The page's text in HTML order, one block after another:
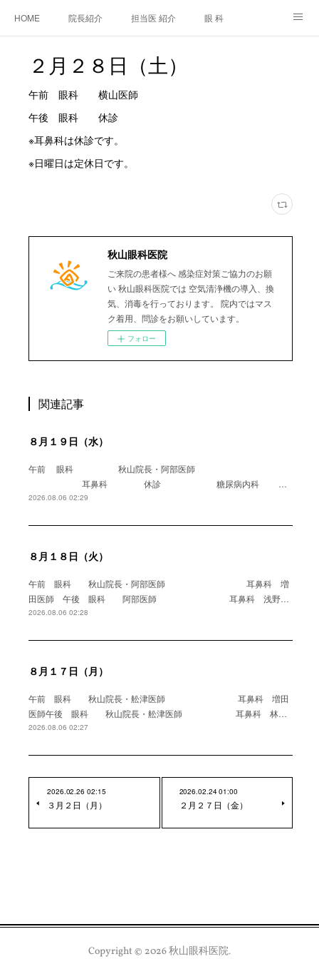
HOME 院長紹介 担当医 紹介 眼 科
アクセス ご相談・お問合せ
２月２８日（土）
午前 眼科 横山医師
午後 眼科 休診
※耳鼻科は休診です。
※日曜日は定休日です。
秋山眼科医院
ご来院の患者様へ 感染症対策ご協力のお願
い 秋山眼科医院では 空気清浄機の導入、換
気、消毒を行っております。 院内ではマス
ク着用、問診をお願いしています。
フォロー
関連記事
８月１９日（水）
午前 眼科 秋山院長・阿部医師
耳鼻科 休診 糖尿病内科 …
2026.08.06 02:29
８月１８日（火）
午前 眼科 秋山院長・阿部医師 耳鼻科 増
田医師 午後 眼科 阿部医師 耳鼻科 浅野…
2026.08.06 02:28
８月１７日（月）
午前 眼科 秋山院長・舩津医師 耳鼻科 増田
医師午後 眼科 秋山院長・舩津医師 耳鼻科 林…
2026.08.06 02:27
2026.02.26 02:15
３月２日（月）
2026.02.24 01:00
２月２７日（金）
Copyright © 2026秋山眼科医院.